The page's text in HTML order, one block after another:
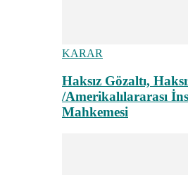
KARAR
Haksız Gözaltı,
/Amerikalılararası
Mahkemesi